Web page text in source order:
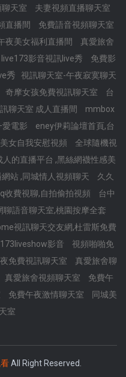
天室
夫妻視頻直播聊天室
直播間
免費語音視頻聊天室
夜美女福利直播間
真愛旅舍
live173影音視訊live秀
免費影
秀
視訊聊天室-午夜寂寞聊天
奇摩女孩免費視訊聊天室
台
聊天室 成人直播間
mmbox
電影
eney伊莉論壇首頁,台
女自我安慰視頻
全球隨機視
人的直播平台 ,黑絲網襪性感美
站 ,同城情人視頻聊天
久久
收費視聊,自拍偷拍視頻
台中
聊語音聊天室,桃園按摩全套
視訊聊天交友網,杜雷斯免費
173liveshow影音
視頻啪啪免
免費視訊聊天室
真愛旅舍聊
真愛旅舍視頻聊天室
免費午
免費午夜激情聊天室
同城美
室
All Right Reserved.